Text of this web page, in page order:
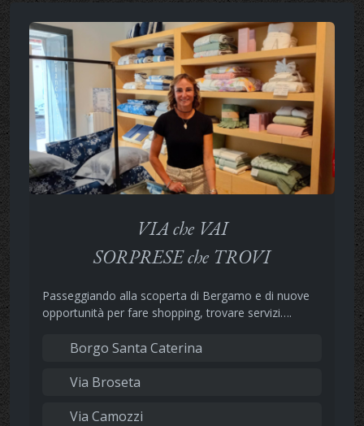
VIA che VAI
SORPRESE che TROVI
Passeggiando alla scoperta di Bergamo e di nuove
opportunità per fare shopping, trovare servizi….
Borgo Santa Caterina
Via Broseta
Via Camozzi